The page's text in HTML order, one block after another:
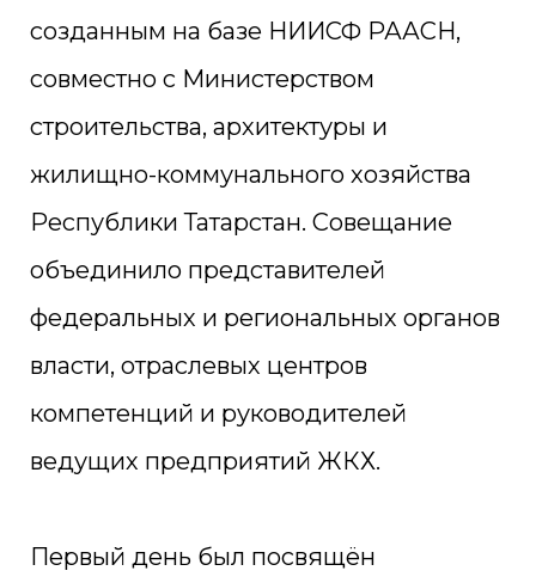
созданным на базе НИИСФ РААСН,
совместно с Министерством
строительства, архитектуры и
жилищно-коммунального хозяйства
Республики Татарстан. Совещание
объединило представителей
федеральных и региональных органов
власти, отраслевых центров
компетенций и руководителей
ведущих предприятий ЖКХ.
Первый день был посвящён